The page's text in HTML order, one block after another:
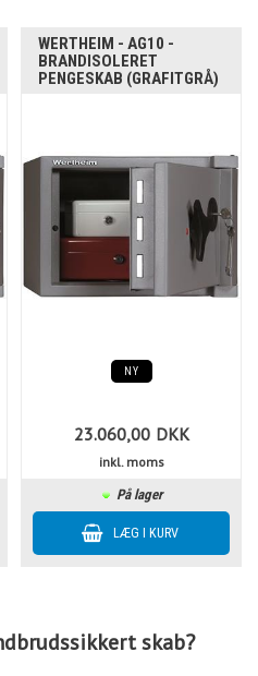
WERTHEIM - AG10 -
BRANDISOLERET
PENGESKAB (GRAFITGRÅ)
NY
23.060,00 DKK
inkl. moms
På lager
skab?